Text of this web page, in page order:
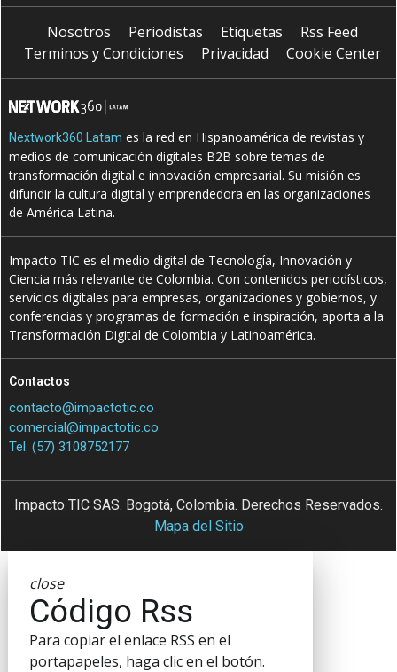
Nosotros Periodistas Etiquetas
Rss Feed
Terminos y Condiciones
Privacidad Cookie Center
Nextwork360 Latam es la red en Hispanoamérica de revistas y
medios de comunicación digitales B2B sobre temas de
transformación digital e innovación empresarial. Su misión es
difundir la cultura digital y emprendedora en las organizaciones
de América Latina.
Impacto TIC es el medio digital de Tecnología, Innovación y
Ciencia más relevante de Colombia. Con contenidos periodísticos,
servicios digitales para empresas, organizaciones y gobiernos, y
conferencias y programas de formación e inspiración, aporta a la
Transformación Digital de Colombia y Latinoamérica.
Contactos
contacto@impactotic.co
comercial@impactotic.co
Tel. (57) 3108752177
Impacto TIC SAS. Bogotá, Colombia. Derechos Reservados.
Mapa del Sitio
close
Código Rss
Para copiar el enlace RSS en el
portapapeles, haga clic en el botón.